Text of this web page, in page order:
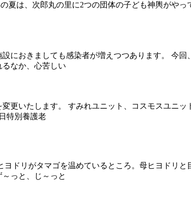
夏は、次郎丸の里に2つの団体の子ども神輿がや
におきましても感染者が増えつつあります。 今
なか、心苦しい
更いたします。 すみれユニット、コスモスユニ
特別養護老
ドリがタマゴを温めているところ。母ヒヨドリと
っと、じ～っと